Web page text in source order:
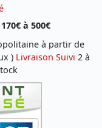
à 500€
à partir de
) Livraison Suivi 2 à